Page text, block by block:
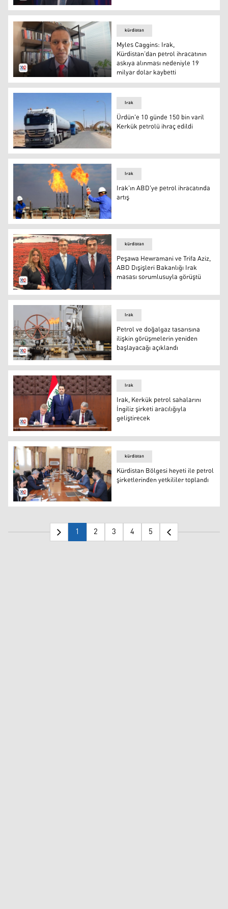
Sabah Subhi: Irak Petrol Bakanlığı Kürdistan
Kürdistan Petrol Endüstrisi Birliği (APIKUR) Sözcüsü
kürdistan
Myles Caggins: Irak,
Kürdistan’dan petrol ihracatının
askıya alınması nedeniyle 19
milyar dolar kaybetti
Ürdün'e 10 günde 150 bin varil Kerkük petrolü ihraç
Irak
Ürdün'e 10 günde 150 bin varil
Kerkük petrolü ihraç edildi
Irak'ın ABD'ye petrol ihracatında artış
Irak
Irak'ın ABD'ye petrol ihracatında
artış
Peşawa Hewramani ve Trifa Aziz, ABD Dışişleri
kürdistan
Peşawa Hewramani ve Trifa Aziz,
ABD Dışişleri Bakanlığı Irak
masası sorumlusuyla görüştü
Petrol sahalarından biri-FOTO: Arşiv
Irak
Petrol ve doğalgaz tasarısına
ilişkin görüşmelerin yeniden
başlayacağı açıklandı
Irak ile İngiliz şirket arasındaki imza töreni
Irak
Irak, Kerkük petrol sahalarını
İngiliz şirketi aracılığıyla
geliştirecek
Kürdistan Bölgesi heyeti ile petrol şirketlerinden
kürdistan
Kürdistan Bölgesi heyeti ile petrol
şirketlerinden yetkililer toplandı
1 2 3 4 5